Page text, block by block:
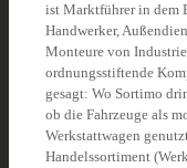
ist Marktführer in dem
Handwerker,
Monteure von
ordnungsstiftende
gesagt: Wo Sortimo
ob die Fahrzeuge als
Werkstattwagen
Handelssortiment